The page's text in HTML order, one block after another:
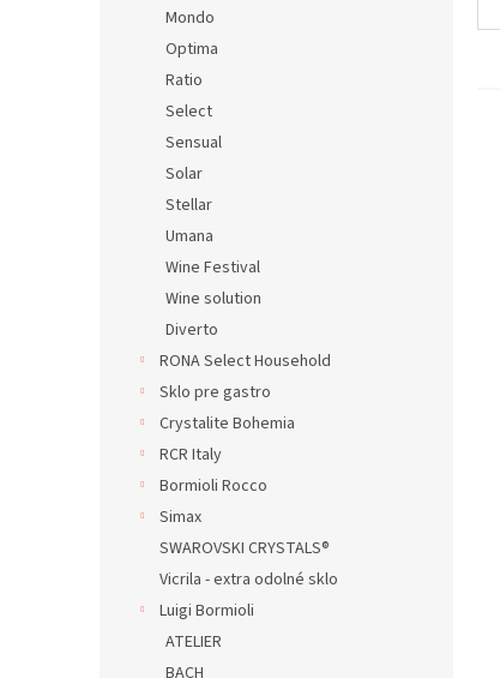
Mondo
Optima
Ratio
Select
Sensual
Solar
Stellar
Umana
Wine Festival
Wine solution
Diverto
RONA Select Household
Sklo pre gastro
Crystalite Bohemia
RCR Italy
Bormioli Rocco
Simax
SWAROVSKI CRYSTALS®
Vicrila - extra odolné sklo
Luigi Bormioli
ATELIER
BACH